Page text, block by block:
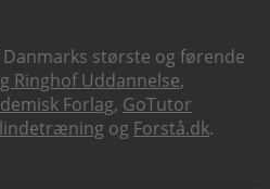
største og førende
Ringhof Uddannelse,
Forlag, GoTutor
og Forstå.dk.